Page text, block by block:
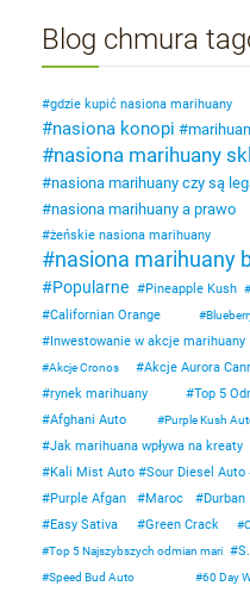
Blog chmura
gdzie kupić nasiona marihuany
nasiona konopi
nasiona marihuany
nasiona marihuany czy są
nasiona marihuany a prawo
żeńskie nasiona marihuany
nasiona marihuany
Popularne Pineapple Kush
Californian Orange
Inwestowanie w akcje marihuany
Akcje Cronos Akcje Aurora
rynek marihuany Top 5
Afghani Auto Purple Kush
Jak marihuana wpływa na kreaty
Kali Mist Auto Sour Diesel Auto
Purple Afgan
Maroc Durban
Easy Sativa
Green Crack
Top 5 Najszybszych odmian mari
Speed Bud Auto 60 Day